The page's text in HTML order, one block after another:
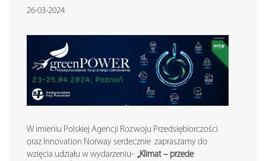
26-03-2024
W imieniu Polskiej Agencji Rozwoju Przedsiębiorczości
oraz Innovation Norway serdecznie zapraszamy do
wzięcia udziału w wydarzeniu- „Klimat – przede